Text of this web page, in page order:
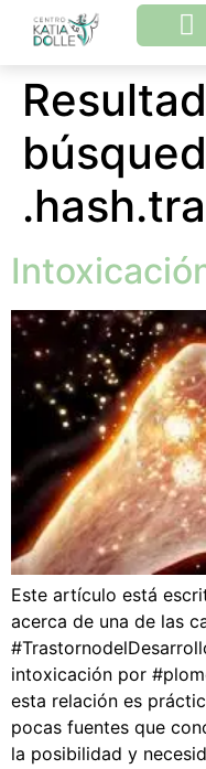
Este artículo está
acerca de una de las
intoxicación por
esta relación es
pocas fuentes que
la posibilidad y